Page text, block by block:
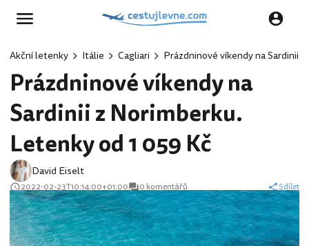
Akční letenky Itálie Cagliari Prázdninové víkendy na Sardinii
Prázdninové víkendy na
Sardinii z Norimberku.
Letenky od 1 059 Kč
David Eiselt
2022-02-23T10:14:00+01:00 0 komentářů Sdílet